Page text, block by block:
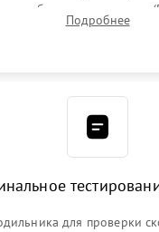
объемом хладагента
Контроль рабочего
Подробнее
для проверки